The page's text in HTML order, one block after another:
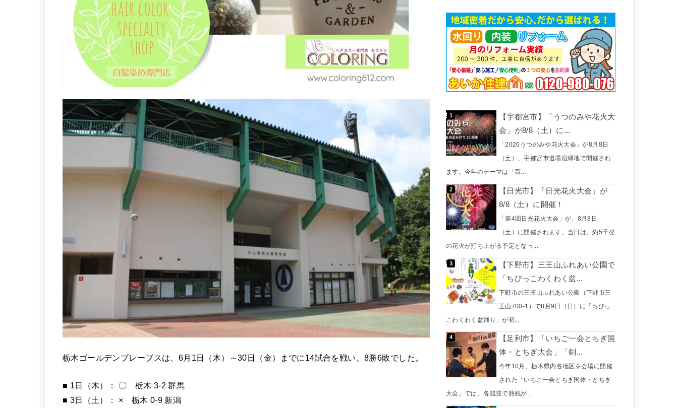
栃木ゴールデンブレーブスは、6月1日（木）～30日（金）までに14試合を戦い、8勝6敗でした。
■ 1日（木）： 〇 栃木 3-2 群馬
■ 3日（土）： × 栃木 0-9 新潟
【宇都宮市】「うつのみや花火大
会」が8/8（土）に...
「2026うつのみや花火大会」が8月8日
（土）、宇都宮市道場宿緑地で開催され
ます。今年のテーマは「百...
【日光市】「日光花火大会」が
8/8（土）に開催！
「第4回日光花火大会」が、8月8日
（土）に開催されます。当日は、約5千発
の花火が打ち上がる予定となっ...
【下野市】三王山ふれあい公園で
「ちびっこわくわく盆...
下野市の三王山ふれあい公園（下野市三
王山700-1）で8月9日（日）に「ちびっ
こわくわく盆踊り」が初...
【足利市】「いちご一会とちぎ国
体・とちぎ大会」「剣...
今年10月、栃木県内各地区を会場に開催
された「いちご一会とちぎ国体・とちぎ
大会」では、各競技で熱戦が...